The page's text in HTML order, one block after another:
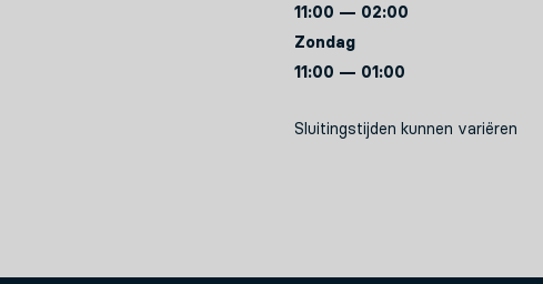
11:00 — 02:00
Zondag
11:00 — 01:00
Sluitingstijden kunnen variëren